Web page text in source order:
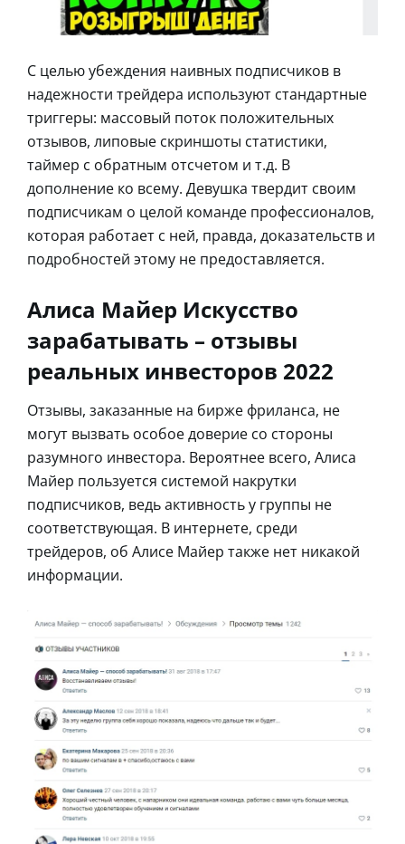
С целью убеждения наивных подписчиков в
надежности трейдера используют стандартные
триггеры: массовый поток положительных
отзывов, липовые скриншоты статистики,
таймер с обратным отсчетом и т.д. В
дополнение ко всему. Девушка твердит своим
подписчикам о целой команде профессионалов,
которая работает с ней, правда, доказательств и
подробностей этому не предоставляется.
Алиса Майер Искусство
зарабатывать – отзывы
реальных инвесторов 2022
Отзывы, заказанные на бирже фриланса, не
могут вызвать особое доверие со стороны
разумного инвестора. Вероятнее всего, Алиса
Майер пользуется системой накрутки
подписчиков, ведь активность у группы не
соответствующая. В интернете, среди
трейдеров, об Алисе Майер также нет никакой
информации.